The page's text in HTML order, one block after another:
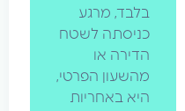
מרגע
לשטח
או
הפרטי,
באחריות